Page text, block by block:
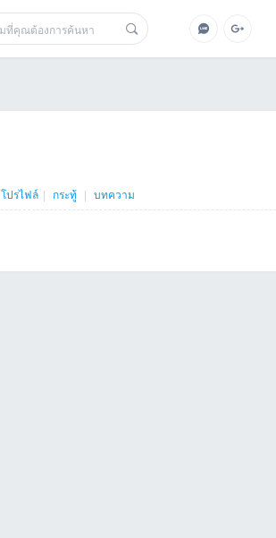
โปรไฟล์ | กระทู้ | บทความ